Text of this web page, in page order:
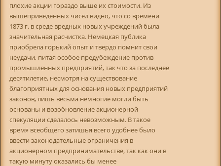
плохие акции гораздо выше их стоимости. Из
вышеприведенных чисел видно, что со времени
1873 г. в среде вредных новых учреждений была
значительная расчистка. Немецкая публика
приобрела горький опыт и твердо помнит свои
неудачи, питая особое предубеждение против
промышленных предприятий, так что за последнее
десятилетие, несмотря на существование
благоприятных для основания новых предприятий
законов, лишь весьма немногие могли быть
основаны и возобновление акционерной
спекуляции сделалось невозможным. В такое
время всеобщего затишья всего удобнее было
ввести законодательные ограничения в
акционерном предпринимательстве, так как они в
такую минуту оказались бы менее